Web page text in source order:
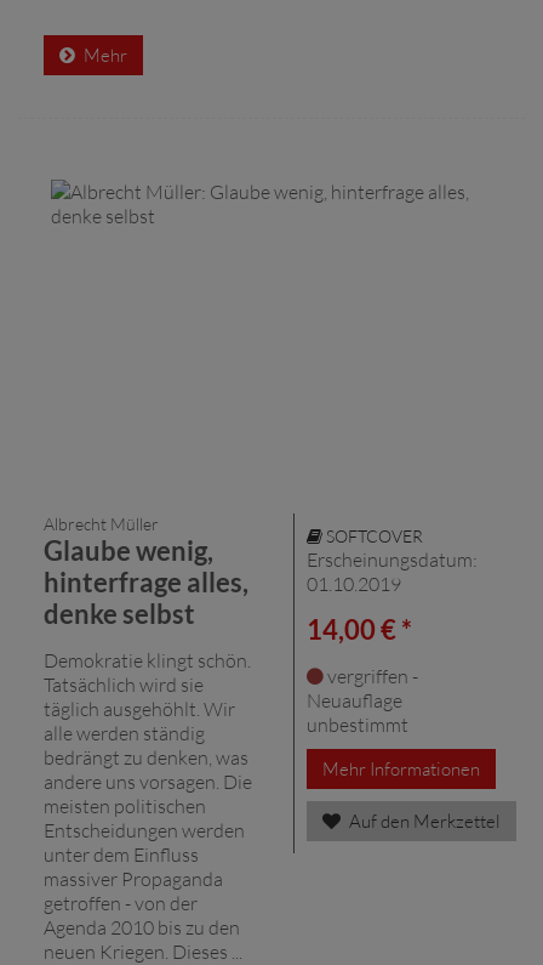
Mehr
Albrecht Müller
Glaube wenig,
hinterfrage alles,
denke selbst
Demokratie klingt schön.
Tatsächlich wird sie
täglich ausgehöhlt. Wir
alle werden ständig
bedrängt zu denken, was
andere uns vorsagen. Die
meisten politischen
Entscheidungen werden
unter dem Einfluss
massiver Propaganda
getroffen - von der
Agenda 2010 bis zu den
neuen Kriegen. Dieses ...
SOFTCOVER
Erscheinungsdatum:
01.10.2019
14,00 € *
vergriffen -
Neuauflage
unbestimmt
Mehr Informationen
Auf den Merkzettel